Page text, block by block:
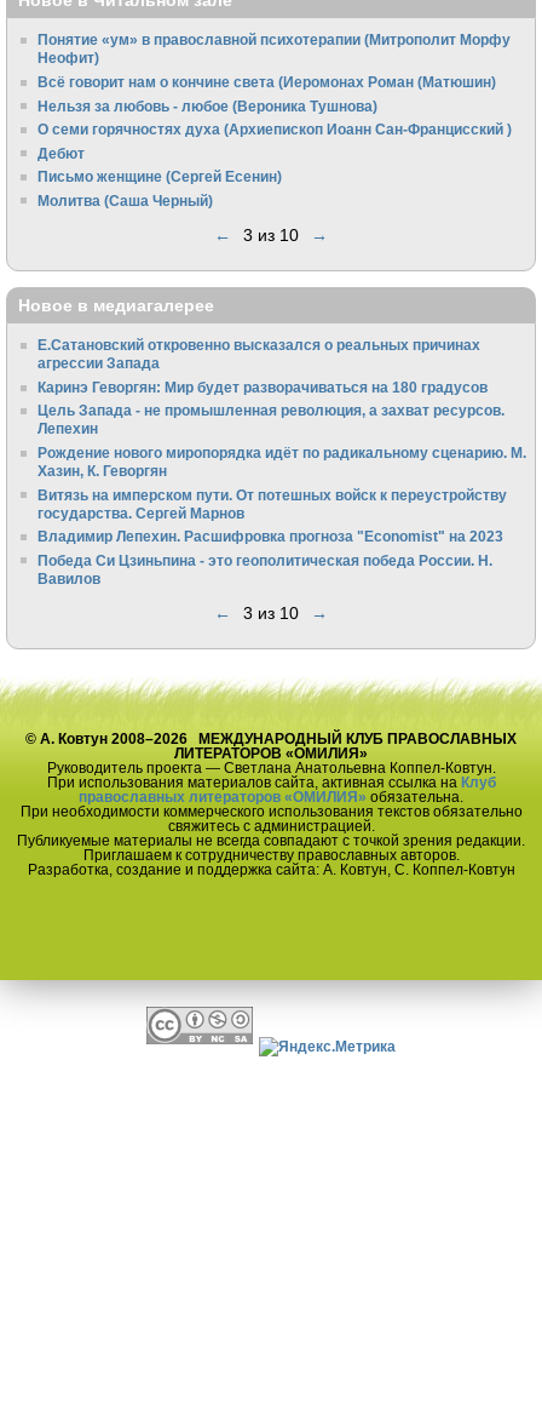
Понятие «ум» в православной психотерапии (Митрополит Морфу
Неофит)
Всё говорит нам о кончине света (Иеромонах Роман (Матюшин)
Нельзя за любовь - любое (Вероника Тушнова)
О семи горячностях духа (Архиепископ Иоанн Сан-Францисский )
Дебют
Письмо женщине (Сергей Есенин)
Молитва (Саша Черный)
← 3 из 10 →
Новое в медиагалерее
Е.Сатановский откровенно высказался о реальных причинах
агрессии Запада
Каринэ Геворгян: Мир будет разворачиваться на 180 градусов
Цель Запада - не промышленная революция, а захват ресурсов.
Лепехин
Рождение нового миропорядка идёт по радикальному сценарию. М.
Хазин, К. Геворгян
Витязь на имперском пути. От потешных войск к переустройству
государства. Сергей Марнов
Владимир Лепехин. Расшифровка прогноза "Economist" на 2023
Победа Си Цзиньпина - это геополитическая победа России. Н.
Вавилов
← 3 из 10 →
© А. Ковтун 2008–2026 МЕЖДУНАРОДНЫЙ КЛУБ ПРАВОСЛАВНЫХ
ЛИТЕРАТОРОВ «ОМИЛИЯ»
Руководитель проекта — Светлана Анатольевна Коппел-Ковтун.
При использования материалов сайта, активная ссылка на Клуб
православных литераторов «ОМИЛИЯ» обязательна.
При необходимости коммерческого использования текстов обязательно
свяжитесь с администрацией.
Публикуемые материалы не всегда совпадают с точкой зрения редакции.
Приглашаем к сотрудничеству православных авторов.
Разработка, создание и поддержка сайта: А. Ковтун, С. Коппел-Ковтун